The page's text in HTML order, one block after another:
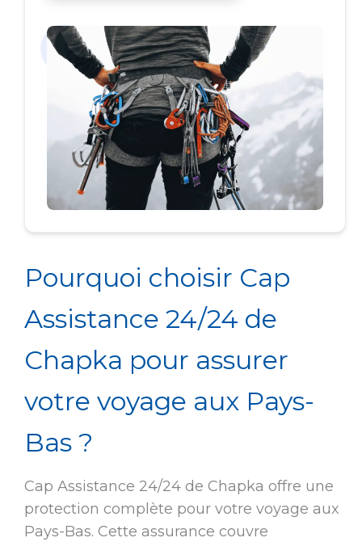
Pourquoi choisir Cap
Assistance 24/24 de
Chapka pour assurer
votre voyage aux Pays-
Bas ?
Cap Assistance 24/24 de Chapka offre une
protection complète pour votre voyage aux
Pays-Bas. Cette assurance couvre